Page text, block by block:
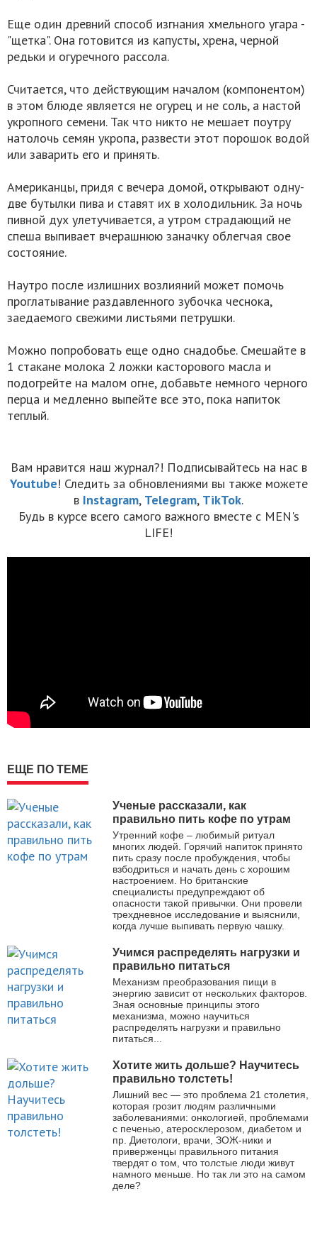
Еще один древний способ изгнания хмельного угара -
"щетка". Она готовится из капусты, хрена, черной
редьки и огуречного рассола.
Считается, что действующим началом (компонентом)
в этом блюде является не огурец и не соль, а настой
укропного семени. Так что никто не мешает поутру
натолочь семян укропа, развести этот порошок водой
или заварить его и принять.
Американцы, придя с вечера домой, открывают одну-
две бутылки пива и ставят их в холодильник. За ночь
пивной дух улетучивается, а утром страдающий не
спеша выпивает вчерашнюю заначку облегчая свое
состояние.
Наутро после излишних возлияний может помочь
проглатывание раздавленного зубочка чеснока,
заедаемого свежими листьями петрушки.
Можно попробовать еще одно снадобье. Смешайте в
1 стакане молока 2 ложки касторового масла и
подогрейте на малом огне, добавьте немного черного
перца и медленно выпейте все это, пока напиток
теплый.
Вам нравится наш журнал?! Подписывайтесь на нас в
Youtube! Следить за обновлениями вы также можете
в Instagram, Telegram, TikTok.
Будь в курсе всего самого важного вместе с MEN's
LIFE!
ЕЩЕ ПО ТЕМЕ
Ученые рассказали, как
правильно пить кофе по утрам
Утренний кофе – любимый ритуал
многих людей. Горячий напиток принято
пить сразу после пробуждения, чтобы
взбодриться и начать день с хорошим
настроением. Но британские
специалисты предупреждают об
опасности такой привычки. Они провели
трехдневное исследование и выяснили,
когда лучше выпивать первую чашку.
Учимся распределять нагрузки и
правильно питаться
Механизм преобразования пищи в
энергию зависит от нескольких факторов.
Зная основные принципы этого
механизма, можно научиться
распределять нагрузки и правильно
питаться...
Хотите жить дольше? Научитесь
правильно толстеть!
Лишний вес — это проблема 21 столетия,
которая грозит людям различными
заболеваниями: онкологией, проблемами
с печенью, атеросклерозом, диабетом и
пр. Диетологи, врачи, ЗОЖ-ники и
приверженцы правильного питания
твердят о том, что толстые люди живут
намного меньше. Но так ли это на самом
деле?